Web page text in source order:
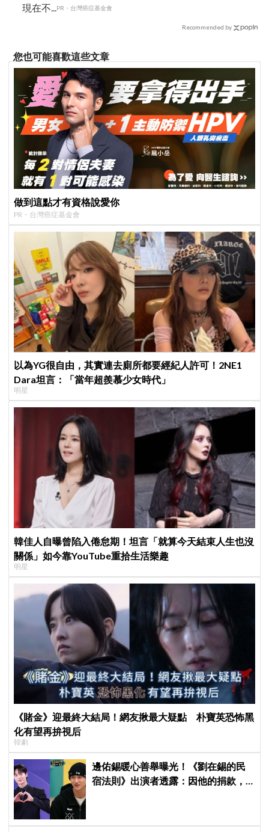
現在不...PR・台灣癌症基金會
Recommended by
您也可能喜歡這些文章
做到這點才有資格說愛你
PR・台灣癌症基金會
以為YG很自由，其實連去廁所都要經紀人許可！2NE1
Dara坦言：「當年超羨慕少女時代」
明星
韓佳人自曝曾陷入倦怠期！坦言「就算今天結束人生也沒
關係」如今靠YouTube重拾生活樂趣
明星
《賭金》迎最終大結局！網友揪最大疑點 朴寶英恐怖黑
化有望再拚視后
韓劇
邊佑錫暖心善舉曝光！《劉在錫的民
宿法則》出演者透露：因他的捐款，